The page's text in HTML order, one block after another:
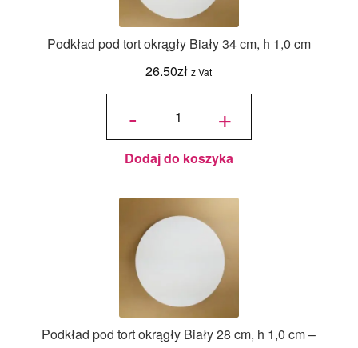
Podkład pod tort okrągły Biały 34 cm, h 1,0 cm
26.50zł z Vat
-
ilość
okrągły
Biały 34
cm, h
1,0 cm +
Dodaj do koszyka
Podkład pod tort okrągły Biały 28 cm, h 1,0 cm –